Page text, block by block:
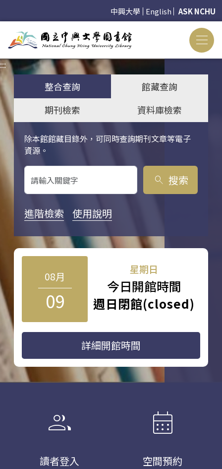
中興大學 English ASK NCHU
:::
整合查詢
館藏查詢
期刊檢索
資料庫檢索
除本館館藏目錄外，可同時查詢期刊文章等電子
資源。
關鍵字搜尋
search 搜索
進階檢索 使用說明
08月
09
星期日
今日開館時間
週日閉館(closed)
詳細開館時間
group
讀者登入
calendar_month
空間預約